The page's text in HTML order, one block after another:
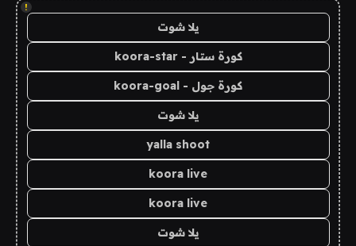
!
يلا شوت
كورة ستار - koora-star
كورة جول - koora-goal
يلا شوت
yalla shoot
koora live
koora live
يلا شوت